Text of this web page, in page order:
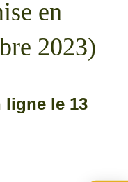
en
2023)
ligne le 13